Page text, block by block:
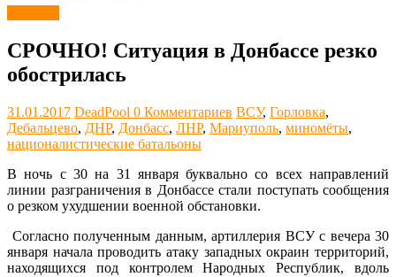
СРОЧНО! Ситуация в Донбассе резко
обострилась
31.01.2017 DeadPool 0 Комментариев ВСУ, Горловка,
Дебальцево, ДНР, Донбасс, ЛНР, Мариуполь, миномёты,
националистические батальоны
В ночь с 30 на 31 января буквально со всех направлений
линии разграничения в Донбассе стали поступать сообщения
о резком ухудшении военной обстановки.
Согласно полученным данным, артиллерия ВСУ c вечера 30
января начала проводить атаку западных окраин территорий,
находящихся под контролем Народных Республик, вдоль